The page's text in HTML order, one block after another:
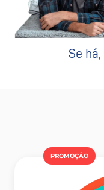
Se há,
PROMOÇÂO